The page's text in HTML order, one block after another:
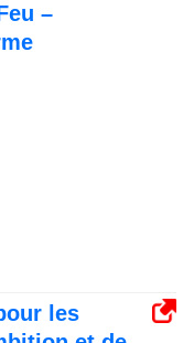
–
les